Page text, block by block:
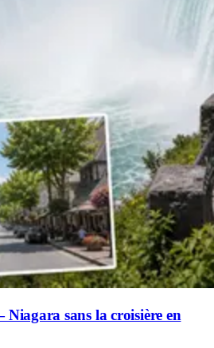
sans la croisière en